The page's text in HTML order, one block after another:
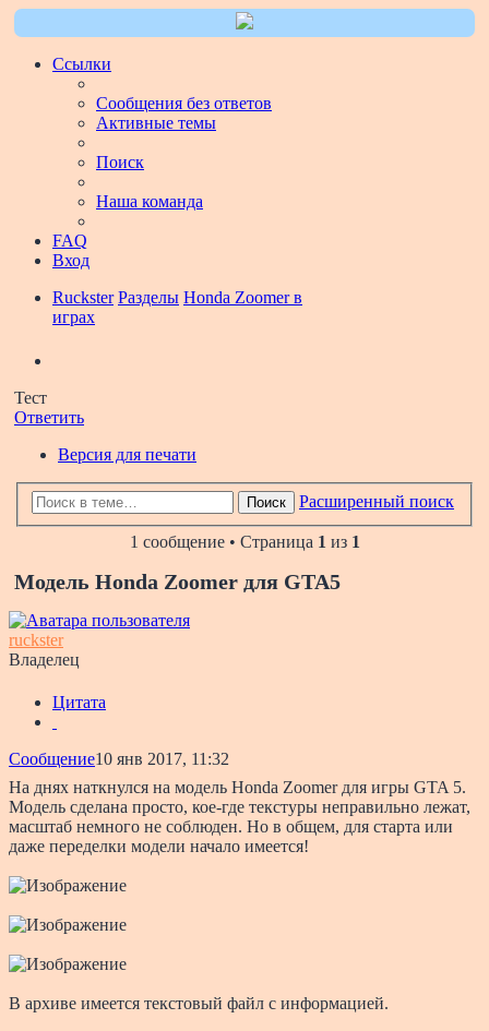
Ссылки
Сообщения без ответов
Активные темы
Поиск
Наша команда
FAQ
Вход
Ruckster Разделы Honda Zoomer в
играх
Тест
Ответить
Версия для печати
Поиск Расширенный поиск
1 сообщение • Страница 1 из 1
Модель Honda Zoomer для GTA5
ruckster
Владелец
Цитата
Сообщение10 янв 2017, 11:32
На днях наткнулся на модель Honda Zoomer для игры GTA 5.
Модель сделана просто, кое-где текстуры неправильно лежат,
масштаб немного не соблюден. Но в общем, для старта или
даже переделки модели начало имеется!
В архиве имеется текстовый файл с информацией.